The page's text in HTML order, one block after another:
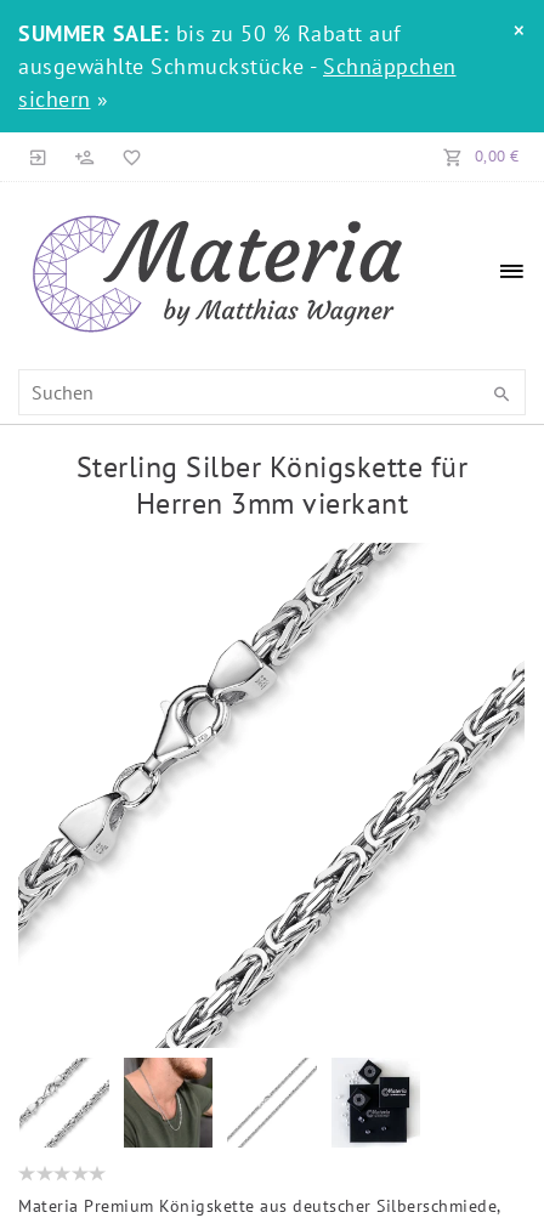
SUMMER SALE: bis zu 50 % Rabatt auf
ausgewählte Schmuckstücke - Schnäppchen
sichern »
×
0,00 €
Sterling Silber Königskette für
Herren 3mm vierkant
Materia Premium Königskette aus deutscher Silberschmiede,